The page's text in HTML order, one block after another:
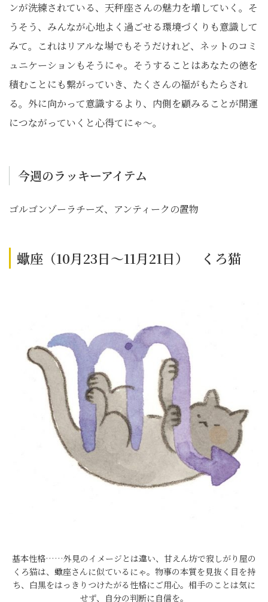
ンが洗練されている、天秤座さんの魅力を増していく。そ
うそう、みんなが心地よく過ごせる環境づくりも意識して
みて。これはリアルな場でもそうだけれど、ネットのコミ
ュニケーションもそうにゃ。そうすることはあなたの徳を
積むことにも繋がっていき、たくさんの福がもたらされ
る。外に向かって意識するより、内側を顧みることが開運
につながっていくと心得てにゃ〜。
今週のラッキーアイテム
ゴルゴンゾーラチーズ、アンティークの置物
蠍座（10月23日～11月21日） くろ猫
基本性格……外見のイメージとは違い、甘えん坊で寂しがり屋の
くろ猫は、蠍座さんに似ているにゃ。物事の本質を見抜く目を持
ち、白黒をはっきりつけたがる性格にご用心。相手のことは気に
せず、自分の判断に自信を。